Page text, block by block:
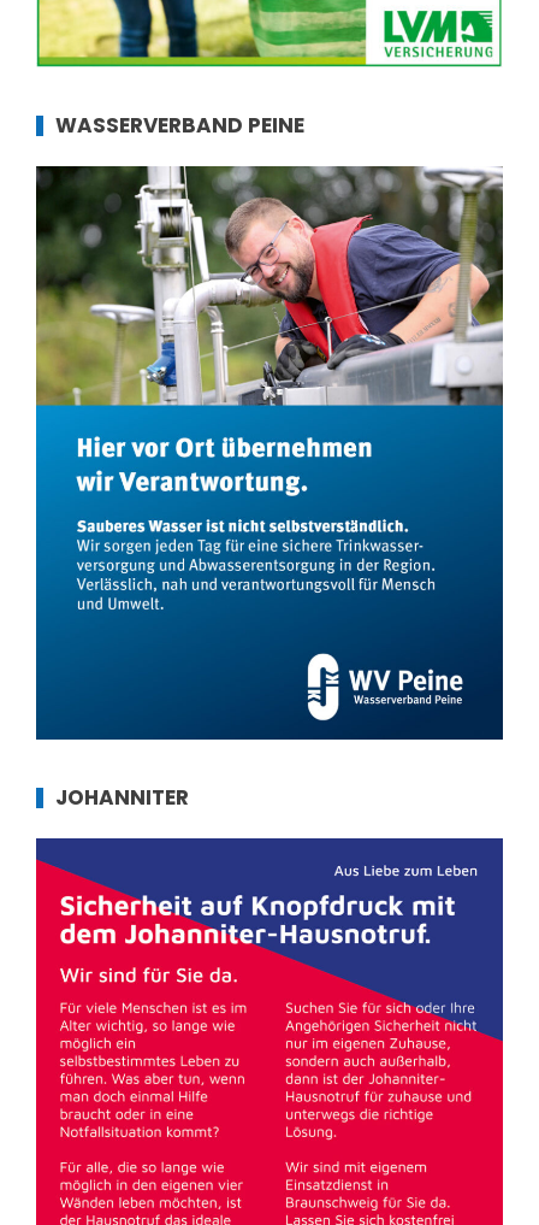
WASSERVERBAND PEINE
JOHANNITER